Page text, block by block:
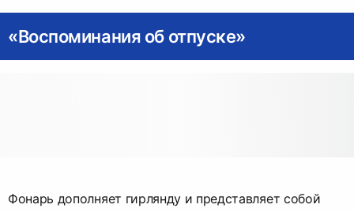
«Воспоминания об отпуске»
Фонарь дополняет гирлянду и представляет собой